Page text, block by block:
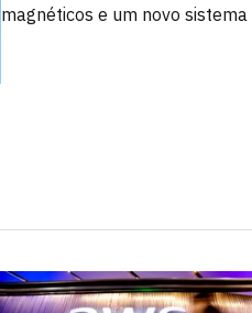
magnéticos e um novo